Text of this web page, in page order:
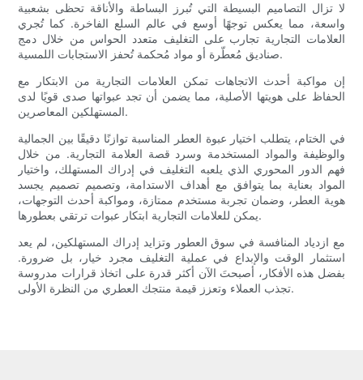
لا تزال التصاميم البسيطة التي تُبرز البساطة والأناقة تحظى بشعبية
واسعة، مما يعكس توجهًا أوسع في عالم السلع الفاخرة. كما تُجري
العلامات التجارية تجارب على التغليف متعدد الحواس من خلال دمج
صناديق مُعطّرة أو مواد مُحكمة تُحفز الاستجابات اللمسية.
إن مواكبة أحدث الاتجاهات تمكن العلامات التجارية من الابتكار مع
الحفاظ على هويتها الأصلية، مما يضمن أن تجد عبواتها صدى قويًا لدى
المستهلكين المعاصرين.
في الختام، يتطلب اختيار عبوة العطر المناسبة توازنًا دقيقًا بين الجمالية
والوظيفة والمواد المستخدمة وسرد قصة العلامة التجارية. من خلال
فهم الدور المحوري الذي يلعبه التغليف في إدراك المستهلك، واختيار
المواد بعناية بما يتوافق مع أهداف الاستدامة، وتصميم تصميم يجسد
هوية العطر، وضمان تجربة مستخدم ممتازة، ومواكبة أحدث التوجهات،
يمكن للعلامات التجارية ابتكار عبوات ترتقي بعطورها.
مع ازدياد المنافسة في سوق العطور وتزايد إدراك المستهلكين، لم يعد
استثمار الوقت والإبداع في عملية التغليف مجرد خيار، بل ضرورة.
بفضل هذه الأفكار، أصبحتَ الآن أكثر قدرة على اتخاذ قرارات مدروسة
تجذب العملاء وتعزز قيمة منتجك العطري من النظرة الأولى.